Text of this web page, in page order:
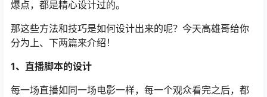
爆点，都是精心设计过的。
那这些方法和技巧是如何设计出来的呢？今天高雄哥给你
分为上、下两篇来介绍！
1、直播脚本的设计
每一场直播如同一场电影一样，每一个观众看完之后，都